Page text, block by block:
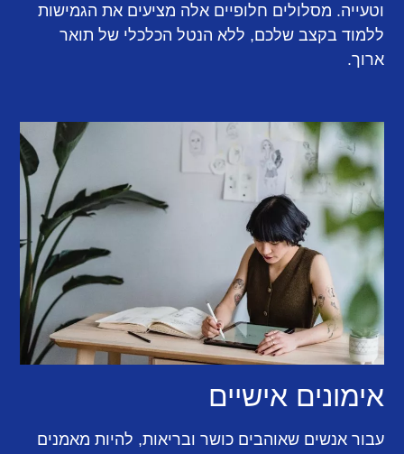
וטעייה. מסלולים חלופיים אלה מציעים את הגמישות
ללמוד בקצב שלכם, ללא הנטל הכלכלי של תואר
ארוך.
אימונים אישיים
עבור אנשים שאוהבים כושר ובריאות, להיות מאמנים